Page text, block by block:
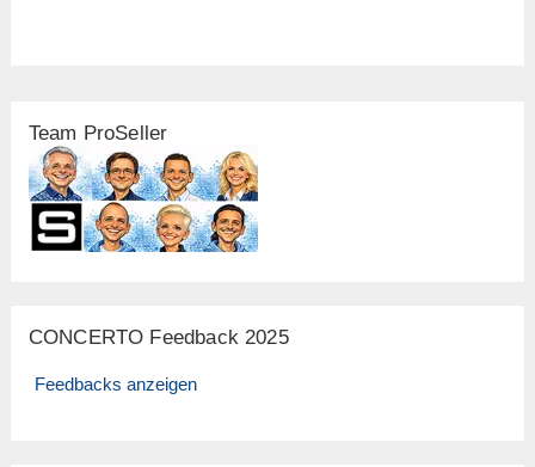
Team ProSeller
CONCERTO Feedback 2025
Feedbacks anzeigen